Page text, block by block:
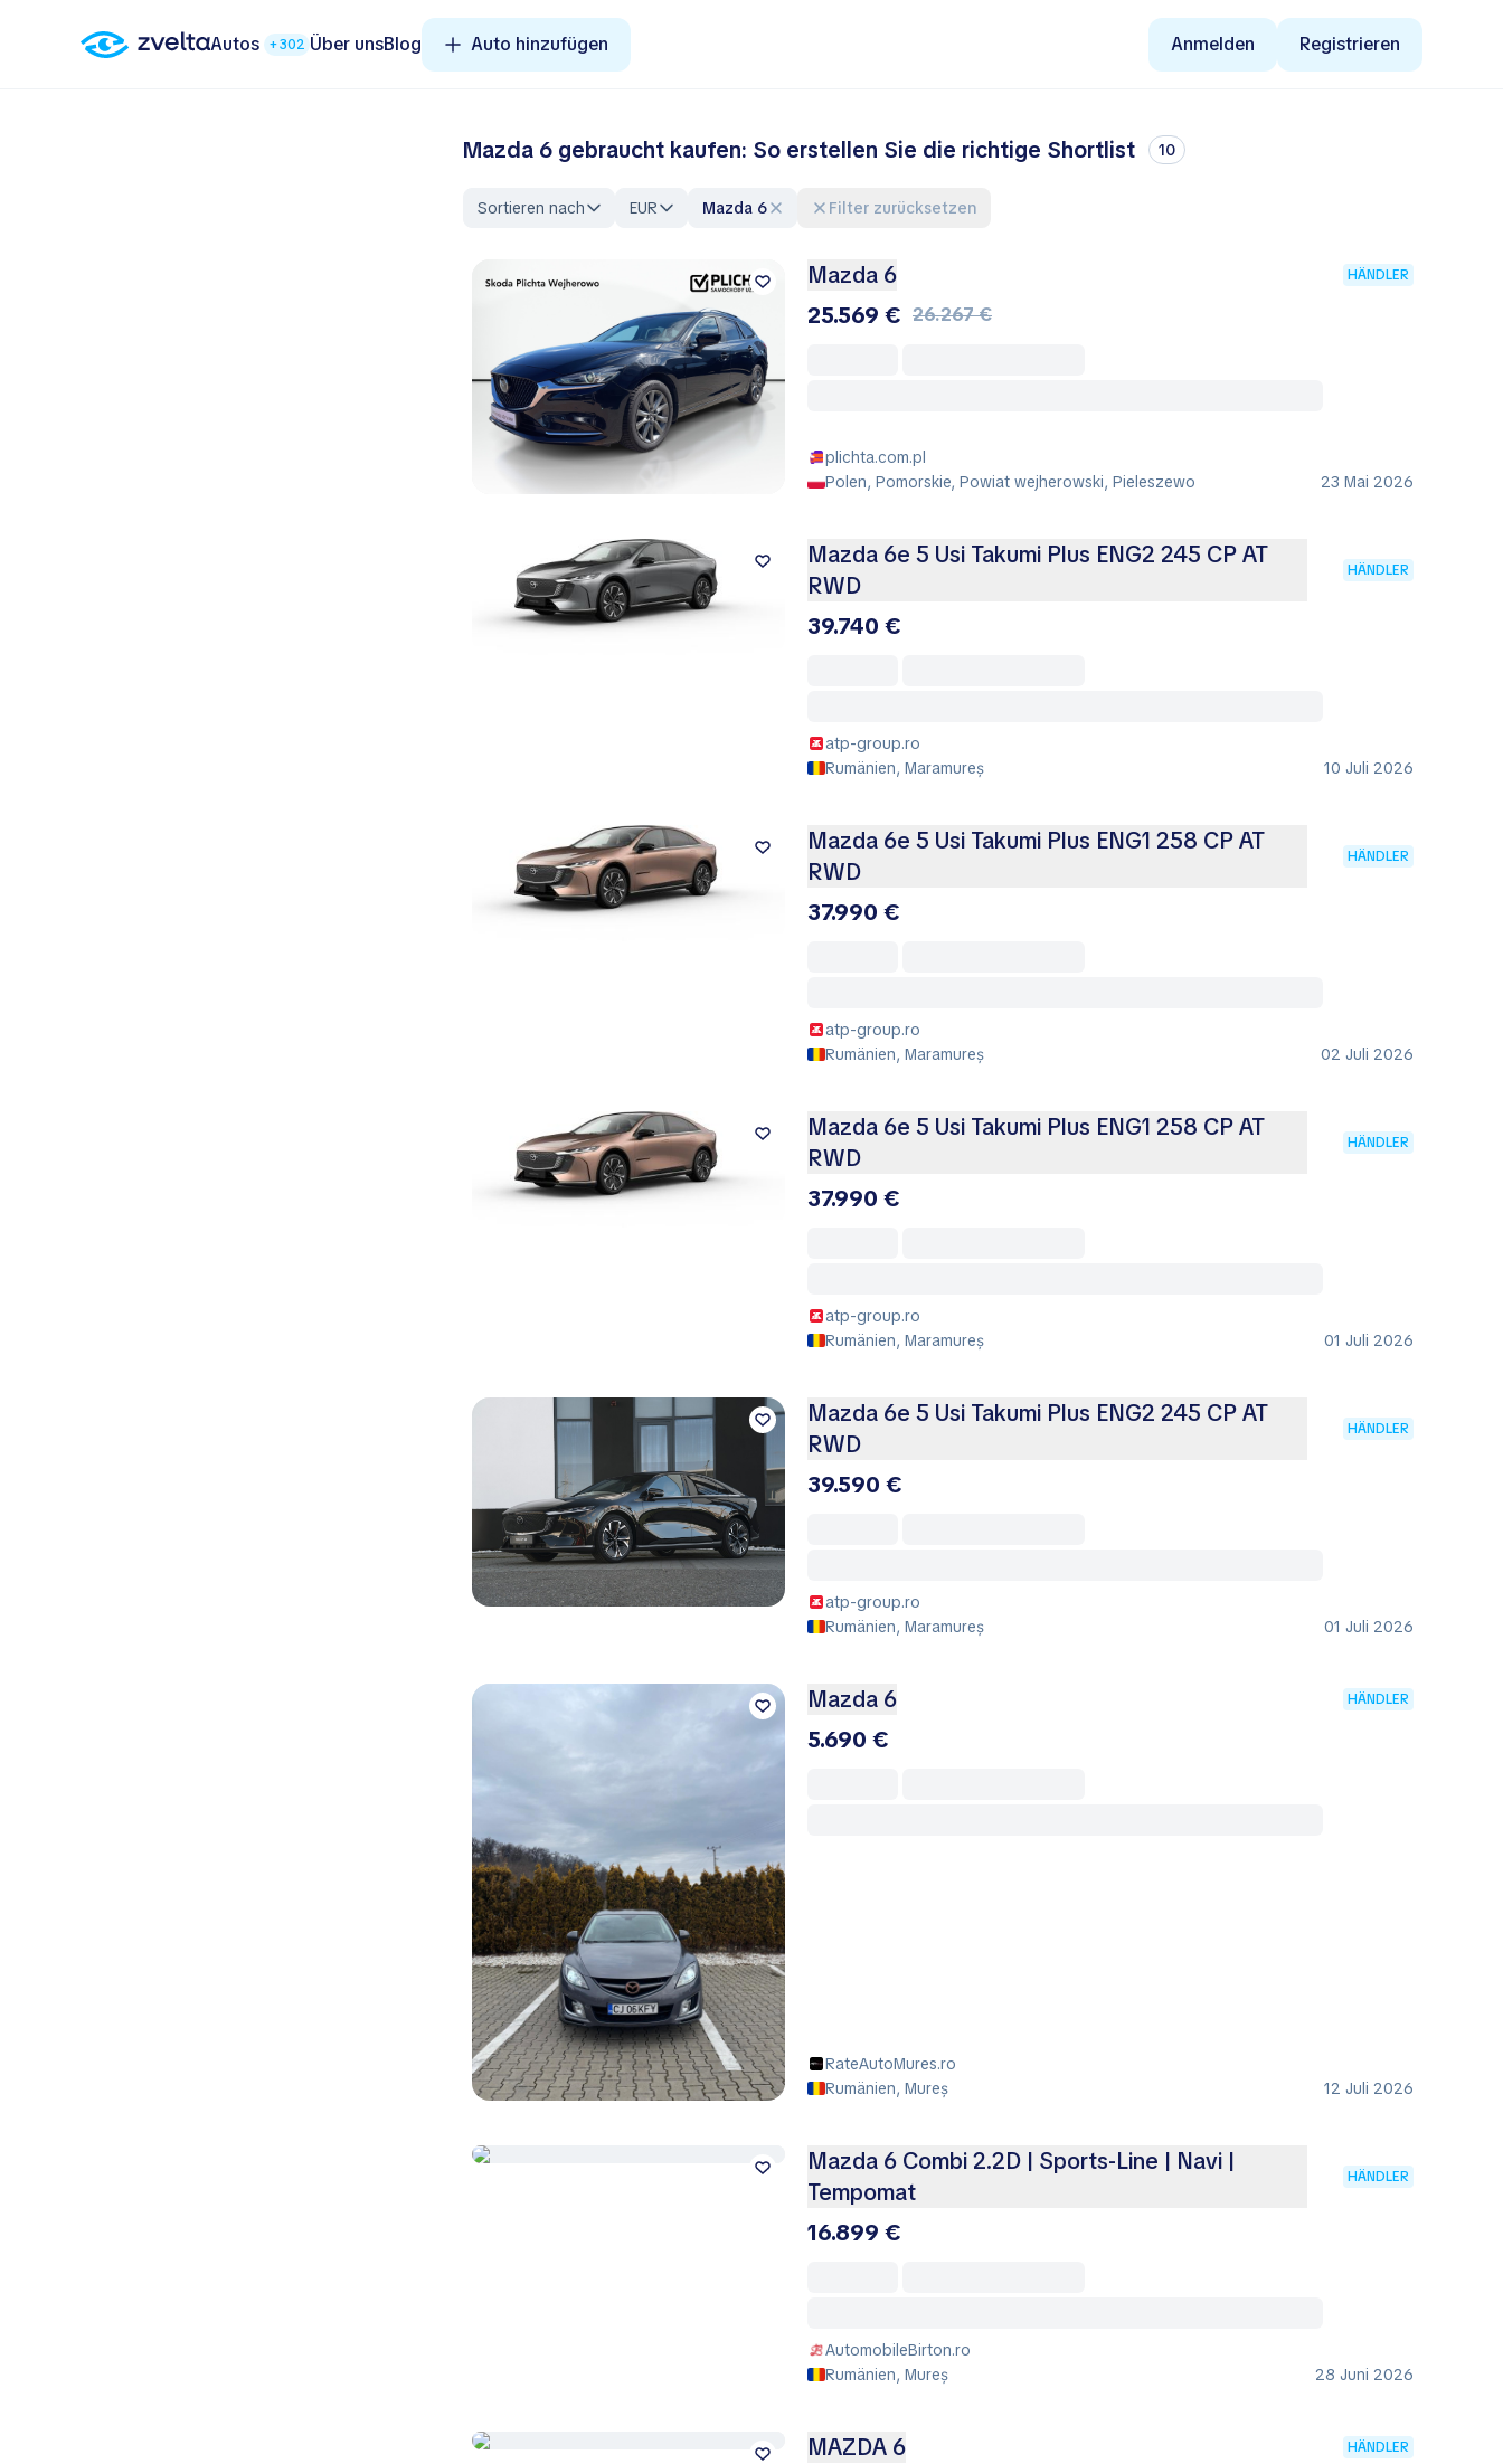
Autos +302 Über unsBlog Auto hinzufügen Anmelden Registrieren
Mazda 6 gebraucht kaufen: So erstellen Sie die richtige Shortlist 10
Sortieren nach EUR Mazda 6 Filter zurücksetzen
Mazda 6 HÄNDLER
25.569 € 26.267 €
plichta.com.pl
Polen, Pomorskie, Powiat wejherowski, Pieleszewo
23 Mai 2026
Mazda 6e 5 Usi Takumi Plus ENG2 245 CP AT
RWD
HÄNDLER
39.740 €
atp-group.ro
Rumänien, Maramureș
10 Juli 2026
Mazda 6e 5 Usi Takumi Plus ENG1 258 CP AT
RWD
HÄNDLER
37.990 €
atp-group.ro
Rumänien, Maramureș
02 Juli 2026
Mazda 6e 5 Usi Takumi Plus ENG1 258 CP AT
RWD
HÄNDLER
37.990 €
atp-group.ro
Rumänien, Maramureș
01 Juli 2026
Mazda 6e 5 Usi Takumi Plus ENG2 245 CP AT
RWD
HÄNDLER
39.590 €
atp-group.ro
Rumänien, Maramureș
01 Juli 2026
Mazda 6 HÄNDLER
5.690 €
RateAutoMures.ro
Rumänien, Mureș
12 Juli 2026
Mazda 6 Combi 2.2D | Sports-Line | Navi |
Tempomat
HÄNDLER
16.899 €
AutomobileBirton.ro
Rumänien, Mureș
28 Juni 2026
MAZDA 6 HÄNDLER